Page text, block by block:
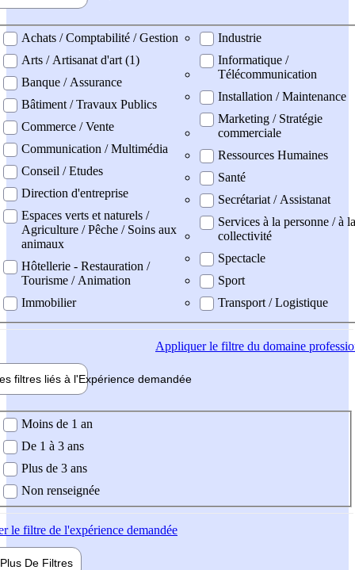
professionel
Achats / Comptabilité / Gestion
Arts / Artisanat d'art (1)
Banque / Assurance
Bâtiment / Travaux Publics
Commerce / Vente
Communication / Multimédia
Conseil / Etudes
Direction d'entreprise
Espaces verts et naturels /
Agriculture / Pêche / Soins aux
animaux
Hôtellerie - Restauration /
Tourisme / Animation
Immobilier
Industrie
Informatique /
Télécommunication
Installation / Maintenance
Marketing / Stratégie
commerciale
Ressources Humaines
Santé
Secrétariat / Assistanat
Services à la personne / à la
collectivité
Spectacle
Sport
Transport / Logistique
Appliquerle filtre du domaine
filtres liés à l'Expérience demandée
demandée
Moins de 1 an
De 1 à 3 ans
Plus de 3 ans
Non renseignée
le filtre de l'expérience demandée
Plus De Filtres